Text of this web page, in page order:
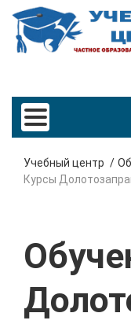
Учебный центр
Курсы